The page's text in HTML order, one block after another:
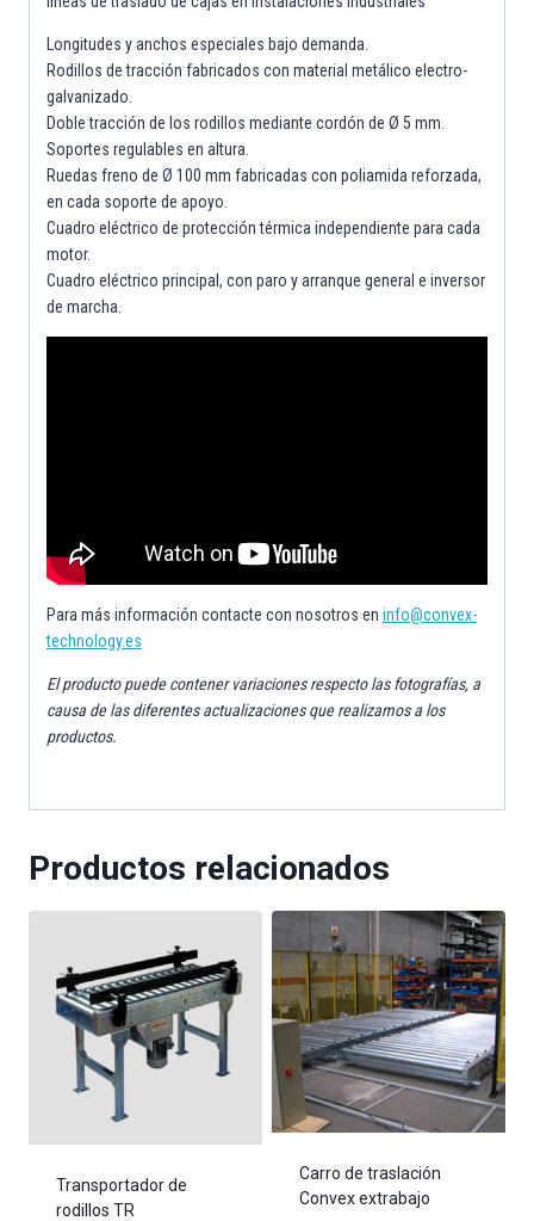
Longitudes y anchos especiales bajo demanda.
Rodillos de tracción fabricados con material metálico electro-
galvanizado.
Doble tracción de los rodillos mediante cordón de Ø 5 mm.
Soportes regulables en altura.
Ruedas freno de Ø 100 mm fabricadas con poliamida reforzada,
en cada soporte de apoyo.
Cuadro eléctrico de protección térmica independiente para cada
motor.
Cuadro eléctrico principal, con paro y arranque general e inversor
de marcha.
Para más información contacte con nosotros en info@convex-
technology.es
El producto puede contener variaciones respecto las fotografías, a
causa de las diferentes actualizaciones que realizamos a los
productos.
Productos relacionados
Transportador de
rodillos TR
Carro de traslación
Convex extrabajo